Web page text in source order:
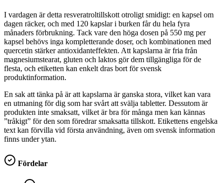
I vardagen är detta resveratroltillskott otroligt smidigt: en kapsel om
dagen räcker, och med 120 kapslar i burken får du hela fyra
månaders förbrukning. Tack vare den höga dosen på 550 mg per
kapsel behövs inga kompletterande doser, och kombinationen med
quercetin stärker antioxidanteffekten. Att kapslarna är fria från
magnesiumstearat, gluten och laktos gör dem tillgängliga för de
flesta, och etiketten kan enkelt dras bort för svensk
produktinformation.
En sak att tänka på är att kapslarna är ganska stora, vilket kan vara
en utmaning för dig som har svårt att svälja tabletter. Dessutom är
produkten inte smaksatt, vilket är bra för många men kan kännas
”tråkigt” för den som föredrar smaksatta tillskott. Etikettens engelska
text kan förvilla vid första användning, även om svensk information
finns under ytan.
Fördelar